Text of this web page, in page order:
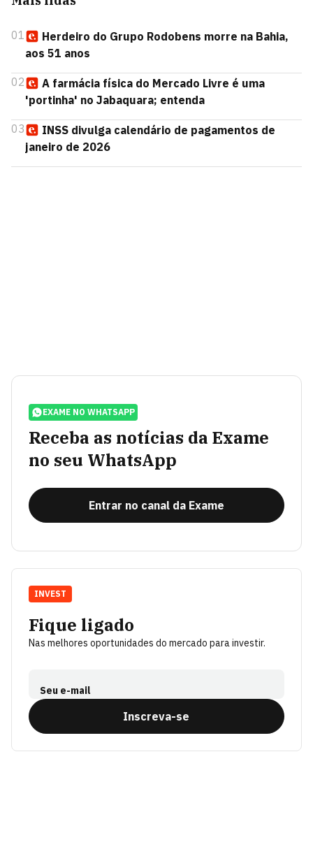
01
Herdeiro do Grupo Rodobens morre na Bahia,
aos 51 anos
02
A farmácia física do Mercado Livre é uma
'portinha' no Jabaquara; entenda
03
INSS divulga calendário de pagamentos de
janeiro de 2026
EXAME NO WHATSAPP
Receba as notícias da Exame
no seu WhatsApp
Entrar no canal da Exame
Fique ligado
Nas melhores oportunidades do mercado para investir.
Seu e-mail
Inscreva-se
INVEST